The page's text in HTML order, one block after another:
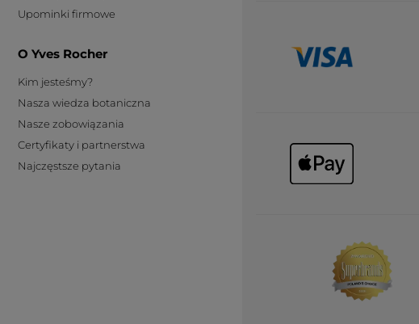
Upominki firmowe
O Yves Rocher
Kim jesteśmy?
Nasza wiedza botaniczna
Nasze zobowiązania
Certyfikaty i partnerstwa
Najczęstsze pytania